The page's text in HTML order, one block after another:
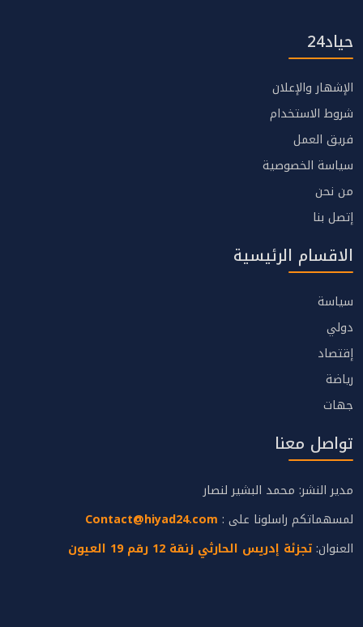
حياد24
الإشهار والإعلان
شروط الاستخدام
فريق العمل
سياسة الخصوصية
من نحن
إتصل بنا
الاقسام الرئيسية
سياسة
دولي
إقتصاد
رياضة
جهات
تواصل معنا
مدير النشر: محمد البشير لنصار
لمسهماتكم راسلونا على : Contact@hiyad24.com
العنوان:تجزئة إدريس الحارثي زنقة 12 رقم 19 العيون